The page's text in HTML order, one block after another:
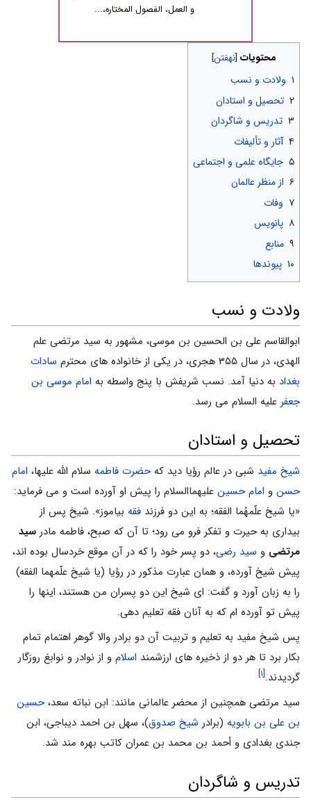
و العمل، الفصول المختاره،...
محتویات
۱ ولادت و نسب
۲ تحصیل و استادان
۳ تدریس و شاگردان
۴ آثار و تألیفات
۵ جایگاه علمی و اجتماعی
۶ از منظر عالمان
۷ وفات
۸ پانویس
۹ منابع
۱۰ پیوندها
ولادت و نسب
ابوالقاسم علی بن الحسین بن موسی، مشهور به سید مرتضی علم
الهدی، در سال ۳۵۵ هجری، در یکی از خانواده های محترم
سادات
بغداد به دنیا آمد. نسب شریفش با پنج واسطه به امام موسی بن
جعفر علیه السلام می رسد.
تحصیل و استادان
شیخ مفید شبی در عالم رؤیا دید کهحضرت فاطمه سلام الله علیها، امام
حسن و امام حسین علیهماالسلام را پیش او آورده است و می فرماید:
«یا شیخ علّمهُما الفقه؛ به این دو فرزند فقه بیاموز». شیخ پس از
بیداری به حیرت و تفکر فرو می رود؛ تا آن که صبح، فاطمه مادر سید
مرتضی و سید رضی، دو پسر خود را که در آن موقع خردسال بوده اند،
پیش شیخ آورده، و همان عبارت مذکور در رؤیا (یا شیخ علّمهما الفقه)
را به زبان آورد و گفت: ای شیخ این دو پسران من هستند، اینها را
پیش تو آورده ام که به آنان فقه تعلیم دهی.
پس شیخ مفید به تعلیم و تربیت آن دو برادر والا گوهر اهتمام تمام
بکار برد تا هر دو از ذخیره های ارزشمند اسلام و از نوادر و نوابغ ‌روزگار
گردیدند.[۱]
سید مرتضی همچنین از محضر عالمانی مانند: ابن نباته سعد،حسین
بن علی بن بابویه (برادر شیخ صدوق)، سهل بن احمد دیباجی، ابن
جندی بغدادی و أحمد بن محمد بن عمران کاتب بهره مند شد.
تدریس و شاگردان